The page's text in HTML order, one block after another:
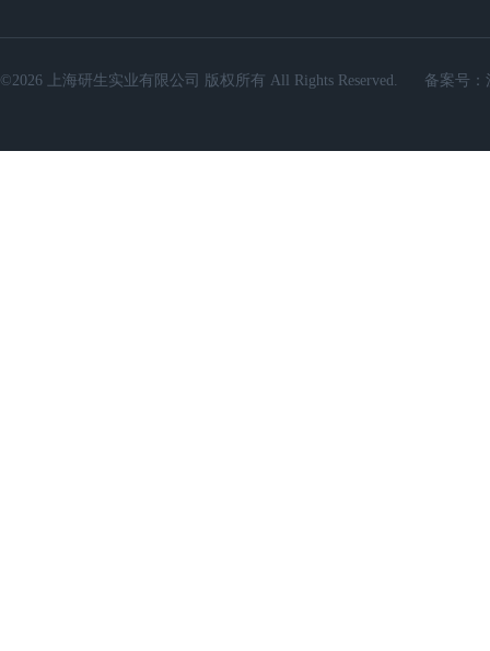
©2026 上海研生实业有限公司 版权所有 All Rights Reserved. 备案号：